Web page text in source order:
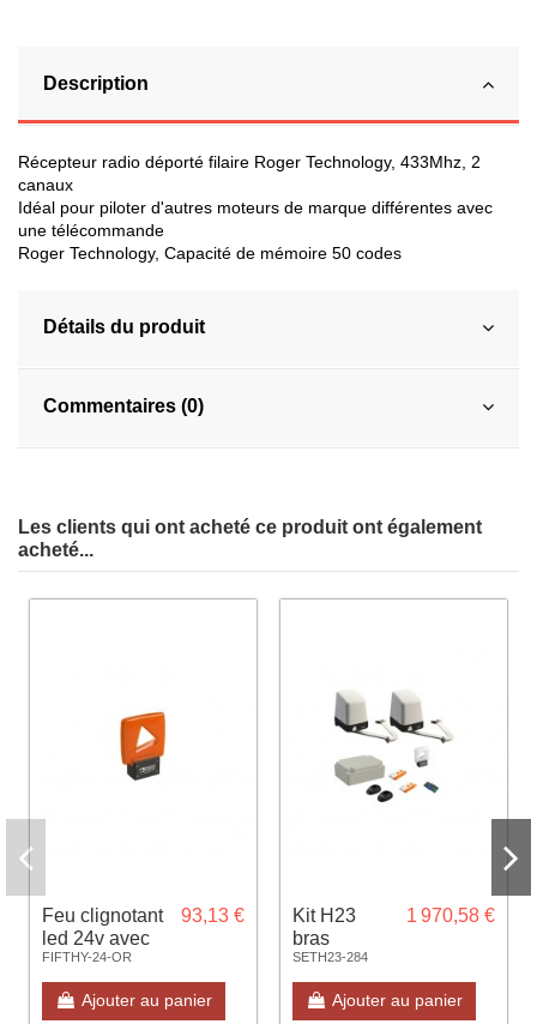
Description
Récepteur radio déporté filaire Roger Technology, 433Mhz, 2
canaux
Idéal pour piloter d'autres moteurs de marque différentes avec
une télécommande
Roger Technology, Capacité de mémoire 50 codes
Détails du produit
Commentaires (0)
Les clients qui ont acheté ce produit ont également
acheté...
Feu clignotant
led 24v avec
antenne
intégrée
Orange
FIFTHY-24-OR
93,13 €
Ajouter au panier
Kit H23
bras
articulé
230V max
2,5m
SETH23-284
1 970,58 €
Ajouter au panier